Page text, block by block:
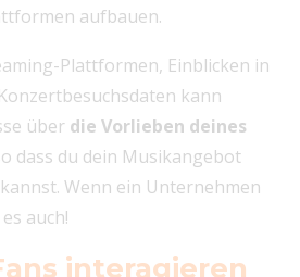
aufbauen.
Plattformen, Einblicken in
kann
über die Vorlieben deines
dass du dein Musikangebot
Wenn ein Unternehmen
auch!
interagieren